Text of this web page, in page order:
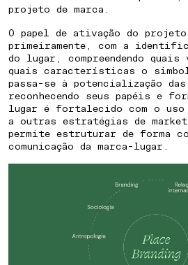
projeto de marca.
O papel de ativação do projeto
primeiramente, com a
do lugar, compreendendo
quais características o
passa-se à potencialização
reconhecendo seus papéis e
lugar é fortalecido com o uso
a outras estratégias de
permite estruturar de forma
comunicação da marca-lugar.